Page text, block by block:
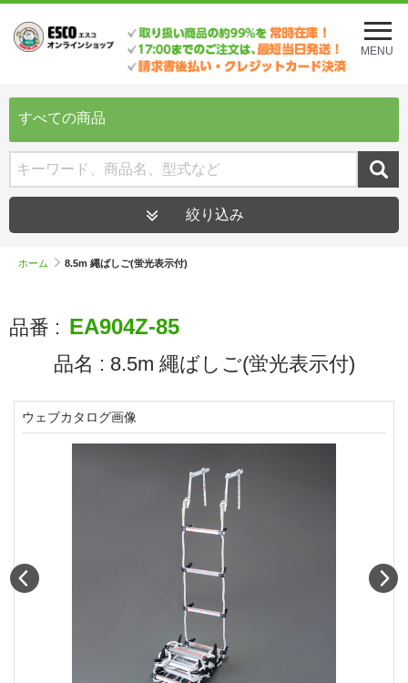
メ
ニ
ュ
を
MENU
すべての商品
絞り込み
ホーム 8.5m 繩ばしご(蛍光表示付)
品番 : EA904Z-85
品名 : 8.5m 繩ばしご(蛍光表示付)
ウェブカタログ画像